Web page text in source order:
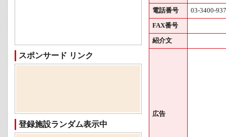
電話番号 03-3400-
FAX番号
紹介文
広告
スポンサード リンク
登録施設ランダム表示中